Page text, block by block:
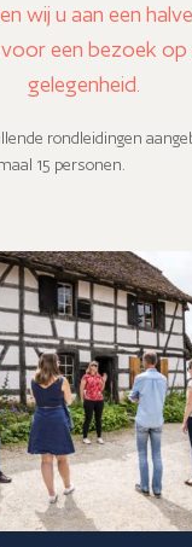
wij u aan een
een bezoek op
gelegenheid.
rondleidingen
15 personen.